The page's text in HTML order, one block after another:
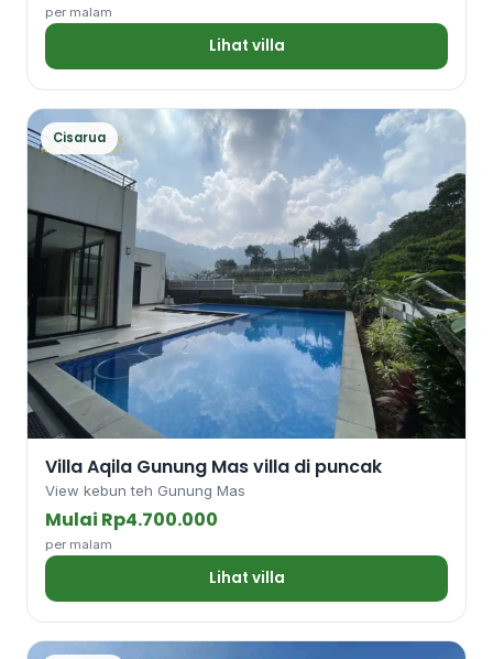
per malam
Lihat villa
Cisarua
Villa Aqila Gunung Mas villa di puncak
View kebun teh Gunung Mas
Mulai Rp4.700.000
per malam
Lihat villa